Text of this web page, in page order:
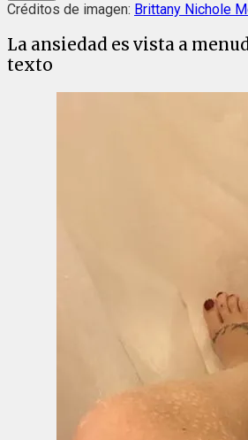
Créditos de imagen: Brittany Nichole
La ansiedad es vista a
texto